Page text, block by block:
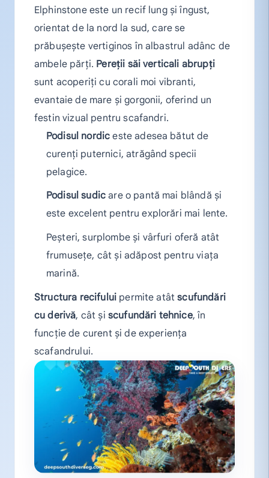
Elphinstone este un recif lung și îngust,
orientat de la nord la sud, care se
prăbușește vertiginos în albastrul adânc de
ambele părți. Pereții săi verticali abrupți
sunt acoperiți cu corali moi vibranti,
evantaie de mare și gorgonii, oferind un
festin vizual pentru scafandri.
Podisul nordic este adesea bătut de
curenți puternici, atrăgând specii
pelagice.
Podisul sudic are o pantă mai blândă și
este excelent pentru explorări mai lente.
Peșteri, surplombe și vârfuri oferă atât
frumusețe, cât și adăpost pentru viața
marină.
Structura recifului permite atâtscufundări
cu derivă, cât și scufundări tehnice, în
funcție de curent și de experiența
scafandrului.